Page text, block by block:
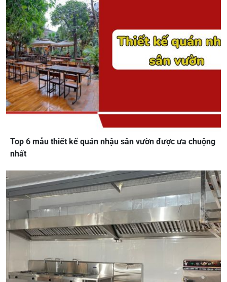
Top 6 mẫu thiết kế quán nhậu sân vườn được ưa chuộng
nhất